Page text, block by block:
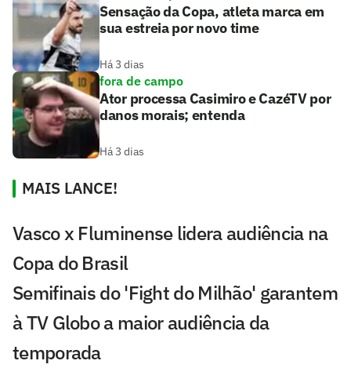
Sensação da Copa, atleta marca em
sua estreia por novo time
Há 3 dias
fora de campo
Ator processa Casimiro e CazéTV por
danos morais; entenda
Há 3 dias
MAIS LANCE!
Vasco x Fluminense lidera audiência na
Copa do Brasil
Semifinais do 'Fight do Milhão' garantem
à TV Globo a maior audiência da
temporada